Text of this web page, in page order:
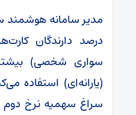
سواری شخصی)